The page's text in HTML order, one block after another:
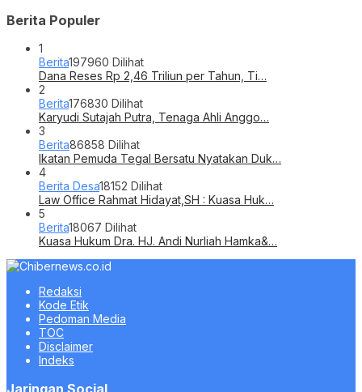
Berita Populer
1
Berita197960 Dilihat
Dana Reses Rp 2,46 Triliun per Tahun, Ti…
2
Berita176830 Dilihat
Karyudi Sutajah Putra, Tenaga Ahli Anggo…
3
Berita86858 Dilihat
Ikatan Pemuda Tegal Bersatu Nyatakan Duk…
4
Berita Desa18152 Dilihat
Law Office Rahmat Hidayat,SH : Kuasa Huk…
5
Berita18067 Dilihat
Kuasa Hukum Dra. HJ. Andi Nurliah Hamka&…
Redaksi
Kode Etik
Pedoman Media
TOC
Disclaimer
Indeks
Jaringan Social